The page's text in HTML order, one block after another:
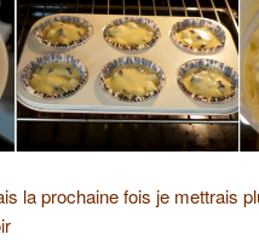
la prochaine fois je mettrais